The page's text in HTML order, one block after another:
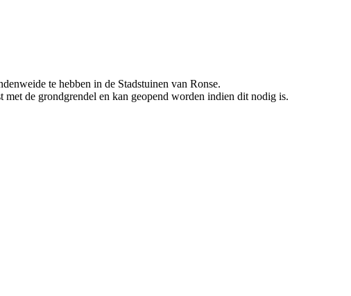
te hebben in de Stadstuinen van Ronse.
de grondgrendel en kan geopend worden indien dit nodig is.